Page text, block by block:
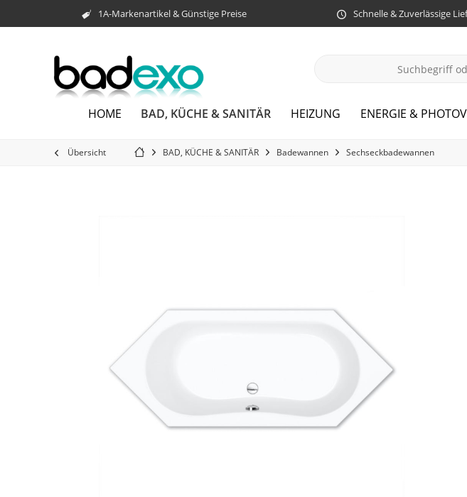
1A-Markenartikel & Günstige Preise Schnelle & Zuverlässige
HOME BAD, KÜCHE & SANITÄR HEIZUNG ENERGIE &
Übersicht BAD, KÜCHE & SANITÄR Badewannen Sechseckbadewannen